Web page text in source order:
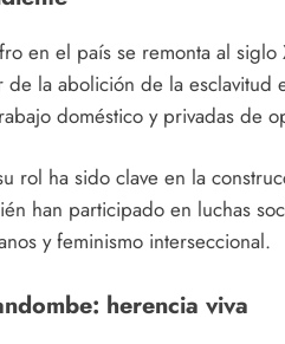
en el país se remonta al
de la abolición de la esclavitud
doméstico y privadas de
rol ha sido clave en la
han participado en luchas
y feminismo interseccional.
herencia viva